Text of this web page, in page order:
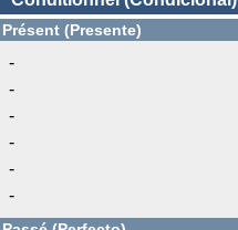
Présent (Presente)
-
-
-
-
-
-